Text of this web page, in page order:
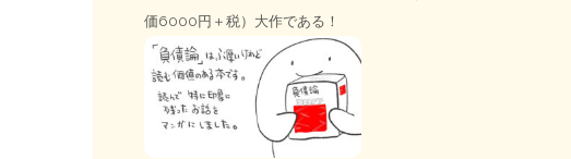
価6000円＋税）大作である！